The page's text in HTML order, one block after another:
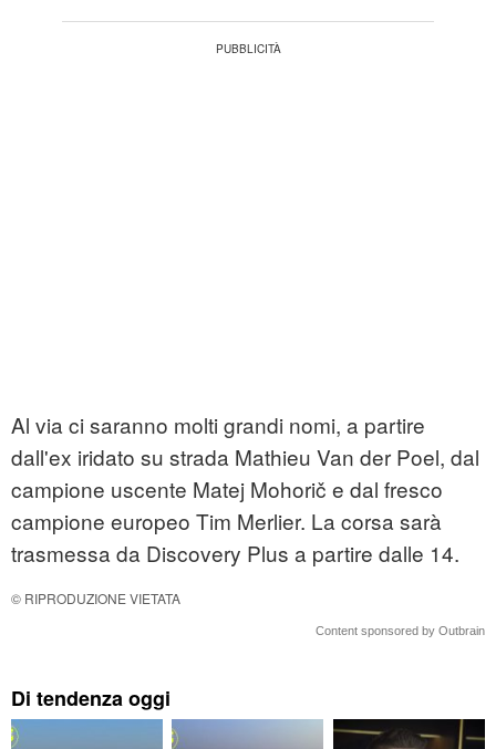
Al via ci saranno molti grandi nomi, a partire
dall'ex iridato su strada Mathieu Van der Poel, dal
campione uscente Matej Mohorič e dal fresco
campione europeo Tim Merlier. La corsa sarà
trasmessa da Discovery Plus a partire dalle 14.
© RIPRODUZIONE VIETATA
Content sponsored by Outbrain
Di tendenza oggi